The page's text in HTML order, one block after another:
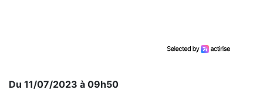
Du 11/07/2023 à 09h50